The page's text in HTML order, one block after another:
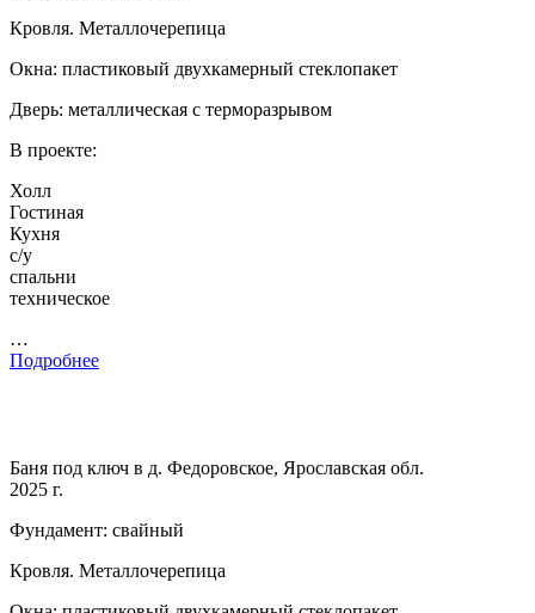
Кровля. Металлочерепица
Окна: пластиковый двухкамерный стеклопакет
Дверь: металлическая с терморазрывом
В проекте:
Холл
Гостиная
Кухня
с/у
спальни
техническое
…
Подробнее
Баня под ключ в д. Федоровское, Ярославская обл.
2025 г.
Фундамент: свайный
Кровля. Металлочерепица